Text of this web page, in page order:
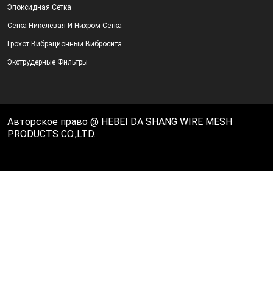
Эпоксидная Сетка
Сетка Никелевая И Нихром Сетка
Грохот Вибрационный Вибросита
Экструдерные Фильтры
Авторское право @ HEBEI DA SHANG WIRE MESH
PRODUCTS CO.,LTD.